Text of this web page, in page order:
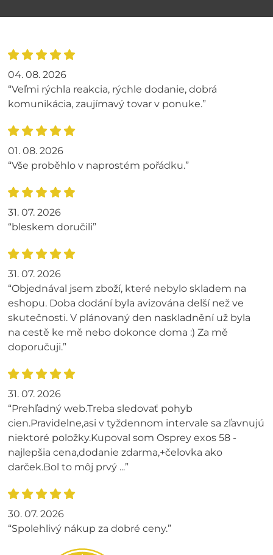
04. 08. 2026
“Veľmi rýchla reakcia, rýchle dodanie, dobrá
komunikácia, zaujímavý tovar v ponuke.”
01. 08. 2026
“Vše proběhlo v naprostém pořádku.”
31. 07. 2026
“bleskem doručili”
31. 07. 2026
“Objednával jsem zboží, které nebylo skladem na
eshopu. Doba dodání byla avizována delší než ve
skutečnosti. V plánovaný den naskladnění už byla
na cestě ke mě nebo dokonce doma :) Za mě
doporučuji.”
31. 07. 2026
“Prehľadný web.Treba sledovať pohyb
cien.Pravidelne,asi v tyždennom intervale sa zľavnujú
niektoré položky.Kupoval som Osprey exos 58 -
najlepšia cena,dodanie zdarma,+čelovka ako
darček.Bol to môj prvý ...”
30. 07. 2026
“Spolehlivý nákup za dobré ceny.”